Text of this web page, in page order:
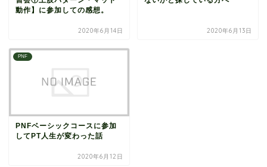
動作】に参加しての感想。
2020年6月14日 2020年6月13日
PNF
PNFベーシックコースに参加
してPT人生が変わった話
2020年6月12日